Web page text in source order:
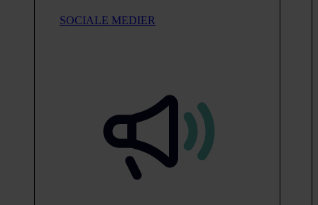
SOCIALE MEDIER